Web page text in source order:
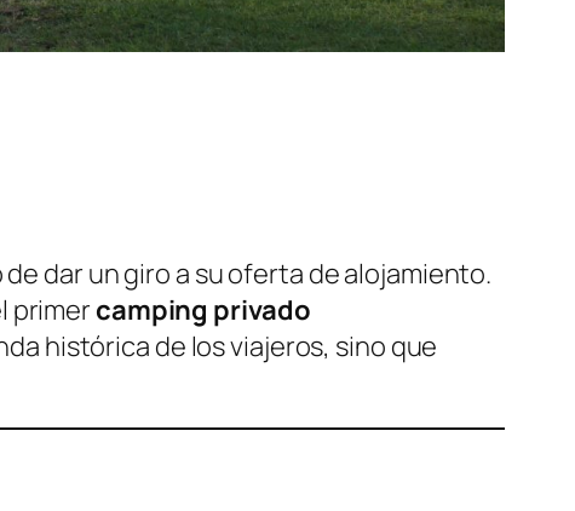
dar un giro a su oferta de alojamiento.
primer camping privado
histórica de los viajeros, sino que